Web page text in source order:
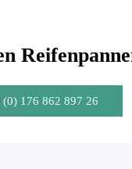
176 862 897 26